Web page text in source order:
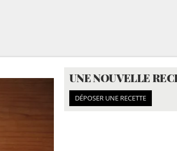
UNE NOUVELLE
DÉPOSER UNE RECETTE